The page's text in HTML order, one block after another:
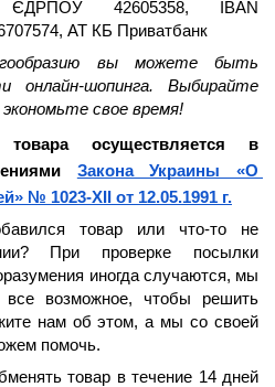
42605358, IBAN
АТ КБ Приватбанк
вы можете быть
онлайн-шопинга. Выбирайте
свое время!
осуществляется в
Закона Украины «О
№ 1023-XII от 12.05.1991 г.
товар или что-то не
При проверке посылки
иногда случаются, мы
возможное, чтобы решить
нам об этом, а мы со своей
помочь.
товар в течение 14 дней